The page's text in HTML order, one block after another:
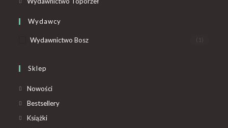
Wydawcy
Wydawnictwo Bosz (1)
Sklep
Nowości
Bestsellery
Książki